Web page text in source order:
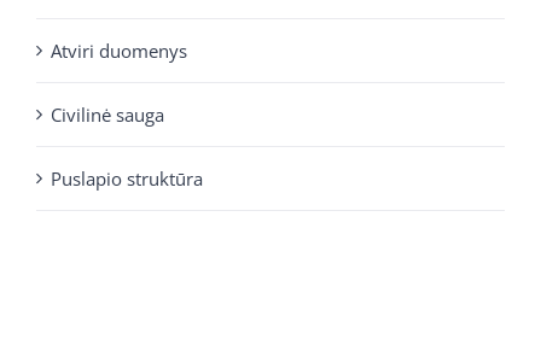
Atviri duomenys
Civilinė sauga
Puslapio struktūra